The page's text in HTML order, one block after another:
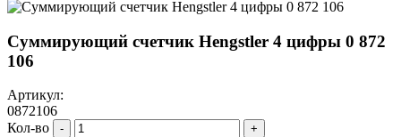
Суммирующий счетчик Hengstler 4 цифры 0 872
106
Артикул:
0872106
Кол-во
-
+